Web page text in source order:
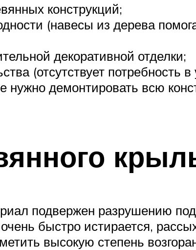
конструкций;
(навесы из дерева
декоративной отделки;
(отсутствует
нужно демонтировать всю
подвержен разрушению
быстро истирается,
высокую степень